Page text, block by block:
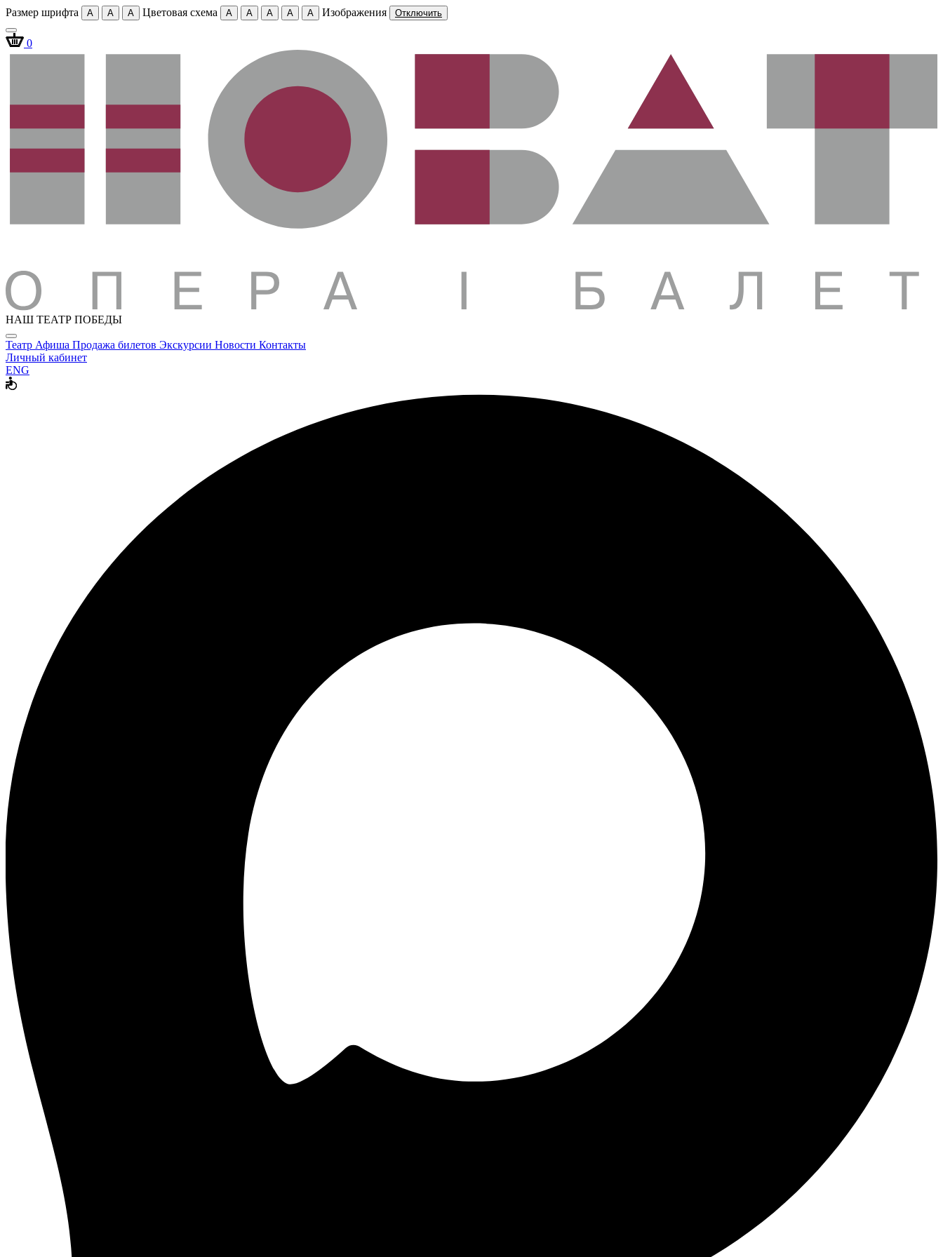
Размер шрифта A A A Цветовая схема A A A A A Изображения Отключить
0
НАШ ТЕАТР ПОБЕДЫ
Театр Афиша Продажа билетов Экскурсии Новости Контакты
Личный кабинет
ENG